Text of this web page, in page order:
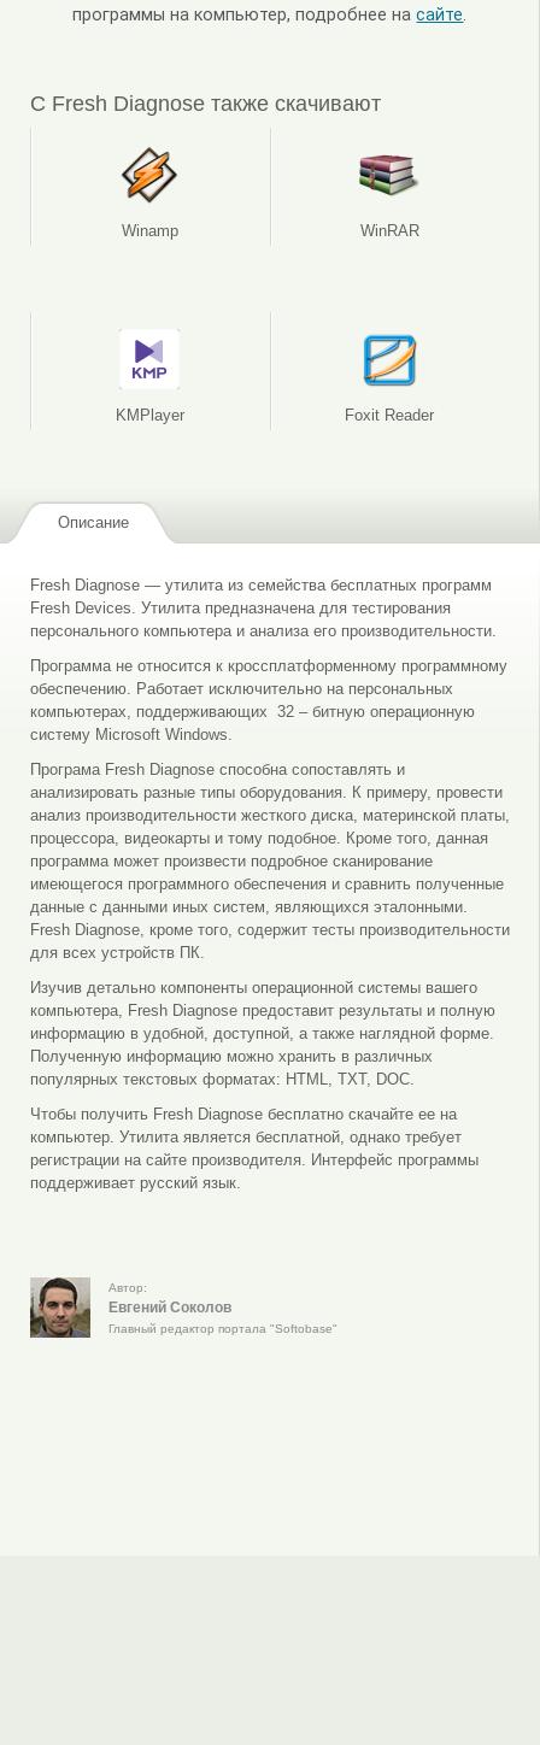
программы на компьютер, подробнее насайте.
С Fresh Diagnose также скачивают
Winamp WinRAR
KMPlayer Foxit Reader
Описание
Fresh Diagnose — утилита из семейства бесплатных программ
Fresh Devices. Утилита предназначена для тестирования
персонального компьютера и анализа его производительности.
Программа не относится к кроссплатформенному программному
обеспечению. Работает исключительно на персональных
компьютерах, поддерживающих 32 – битную операционную
систему Microsoft Windows.
Програма Fresh Diagnose способна сопоставлять и
анализировать разные типы оборудования. К примеру, провести
анализ производительности жесткого диска, материнской платы,
процессора, видеокарты и тому подобное. Кроме того, данная
программа может произвести подробное сканирование
имеющегося программного обеспечения и сравнить полученные
данные с данными иных систем, являющихся эталонными.
Fresh Diagnose, кроме того, содержит тесты производительности
для всех устройств ПК.
Изучив детально компоненты операционной системы вашего
компьютера, Fresh Diagnose предоставит результаты и полную
информацию в удобной, доступной, а также наглядной форме.
Полученную информацию можно хранить в различных
популярных текстовых форматах: HTML, TXT, DOC.
Чтобы получить Fresh Diagnose бесплатно скачайте ее на
компьютер. Утилита является бесплатной, однако требует
регистрации на сайте производителя. Интерфейс программы
поддерживает русский язык.
Автор:
Евгений Соколов
Главный редактор портала "Softobase"